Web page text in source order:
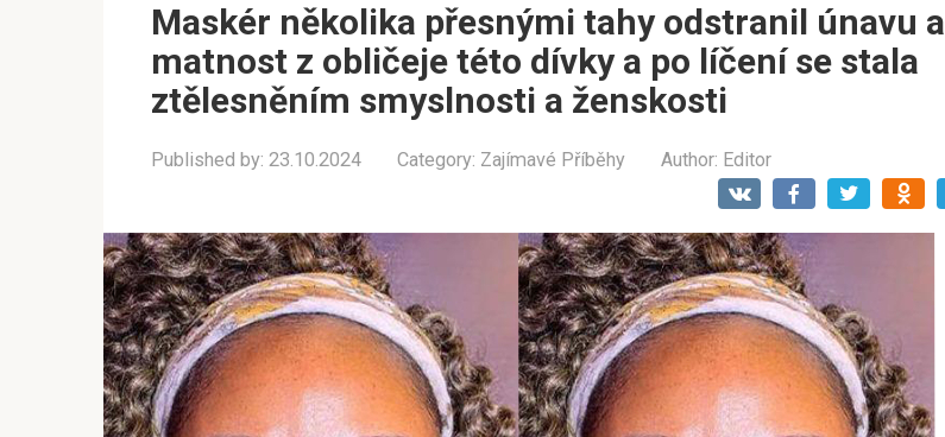
Maskér několika přesnými tahy odstranil únavu a
matnost z obličeje této dívky a po líčení se stala
ztělesněním smyslnosti a ženskosti
Published by: 23.10.2024 Category: Zajímavé Příběhy Author: Editor